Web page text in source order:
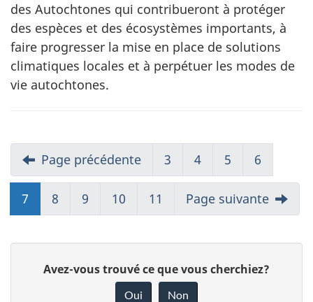
des Autochtones qui contribueront à protéger
des espèces et des écosystèmes importants, à
faire progresser la mise en place de solutions
climatiques locales et à perpétuer les modes de
vie autochtones.
Page précédente 3 4 5 6
7 8 9 10 11 Page suivante
Avez-vous trouvé ce que vous cherchiez?
Oui Non